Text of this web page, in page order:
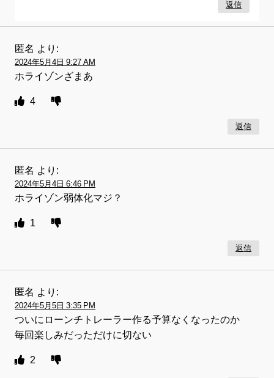
返信
匿名 より:
2024年5月4日 9:27 AM
ホライゾンざまあ
4
返信
匿名 より:
2024年5月4日 6:46 PM
ホライゾン弱体化マジ？
1
返信
匿名 より:
2024年5月5日 3:35 PM
ついにローンチトレーラー作る予算なくなったのか
毎回楽しみだっただけに切ない
2